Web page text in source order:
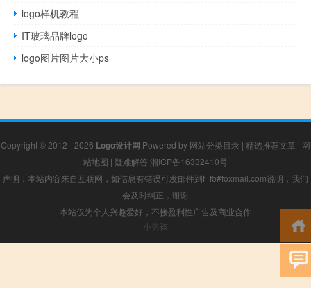
logo样机教程
IT玻璃品牌logo
logo图片图片大小ps
Copyright © 2012 - 2026 Logo设计网 Powered by 网站分类目录 | 精选推荐文章 | 网
站地图 | 疑难解答 湘ICP备16332410号
声明：本站内容来自互联网，如信息有错误可发邮件到f_fb#foxmail.com说明，我们
会及时纠正，谢谢
本站仅为个人兴趣爱好，不接盈利性广告及商业合作
小男孩